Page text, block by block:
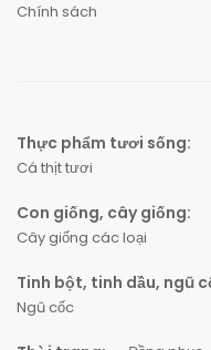
Chính sách
Thực phẩm tươi sống:
Cá thịt tươi
Con giống, cây giống:
Cây giống các loại
Tinh bột, tinh dầu, ngũ
Ngũ cốc